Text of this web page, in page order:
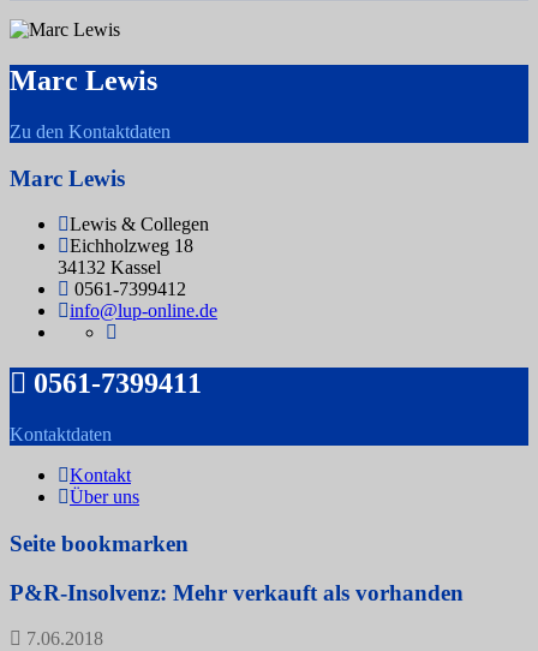
Marc Lewis
Zu den Kontaktdaten
Marc Lewis
Lewis & Collegen
Eichholzweg 18
34132 Kassel
0561-7399412
info@lup-online.de
0561-7399411
Kontaktdaten
Kontakt
Über uns
Seite bookmarken
P&R-Insolvenz: Mehr verkauft als vorhanden
7.06.2018